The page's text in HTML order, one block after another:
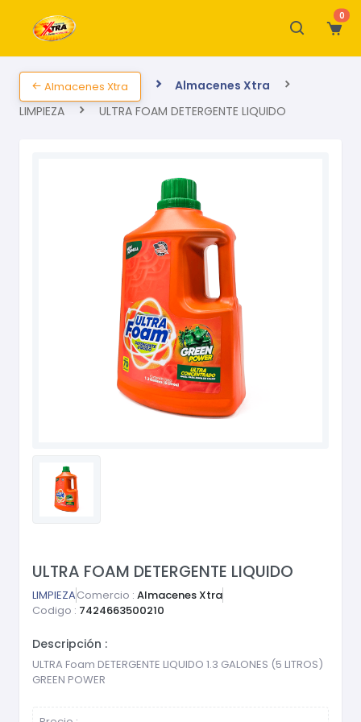
0
Almacenes Xtra
Almacenes Xtra
LIMPIEZA
ULTRA FOAM DETERGENTE LIQUIDO
ULTRA FOAM DETERGENTE LIQUIDO
LIMPIEZAComercio : Almacenes Xtra
Codigo : 7424663500210
Descripción :
ULTRA Foam DETERGENTE LIQUIDO 1.3 GALONES (5 LITROS)
GREEN POWER